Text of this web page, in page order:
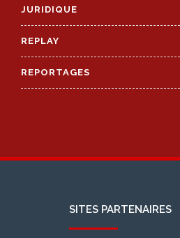
JURIDIQUE
REPLAY
REPORTAGES
SITES PARTENAIRES